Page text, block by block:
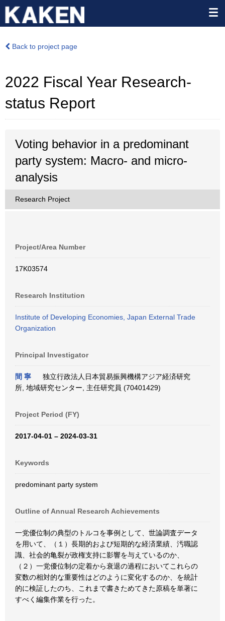
Back to project page
2022 Fiscal Year Research-
status Report
Voting behavior in a predominant
party system: Macro- and micro-
analysis
Research Project
Project/Area Number
17K03574
Research Institution
Institute of Developing Economies, Japan External Trade
Organization
Principal Investigator
間 寧
独立行政法人日本貿易振興機構アジア経済研究
所, 地域研究センター, 主任研究員 (70401429)
Project Period (FY)
2017-04-01 – 2024-03-31
Keywords
predominant party system
Outline of Annual Research Achievements
一党優位制の典型のトルコを事例として、世論調査データ
を用いて、（１）長期的および短期的な経済業績、汚職認
識、社会的亀裂が政権支持に影響を与えているのか、
（２）一党優位制の定着から衰退の過程においてこれらの
変数の相対的な重要性はどのように変化するのか、を統計
的に検証したのち、これまで書きためてきた原稿を単著に
すべく編集作業を行った。